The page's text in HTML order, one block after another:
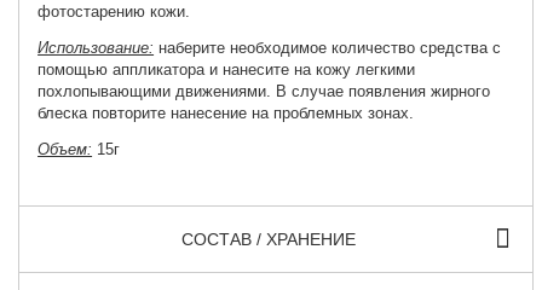
фотостарению кожи.
Использование: наберите необходимое количество средства с
помощью аппликатора и нанесите на кожу легкими
похлопывающими движениями. В случае появления жирного
блеска повторите нанесение на проблемных зонах.
Объем: 15г
СОСТАВ / ХРАНЕНИЕ